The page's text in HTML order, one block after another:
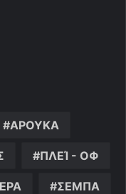
ΑΡΟΥΚΑ
ΠΛΕΊ - ΟΦ
ΣΕΜΠΑ